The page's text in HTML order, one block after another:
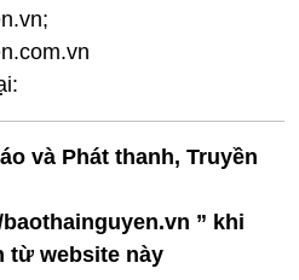
và Phát thanh, Truyền
” khi
từ website này